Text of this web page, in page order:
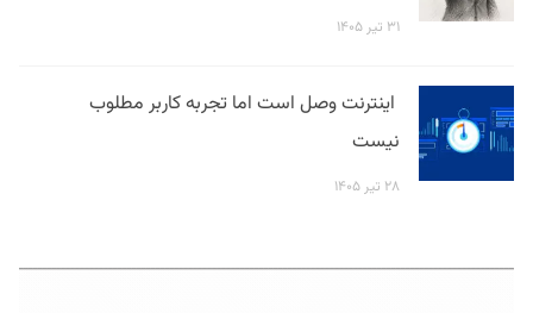
۳۱ تیر ۱۴۰۵
اینترنت وصل است اما تجربه کاربر مطلوب
نیست
۲۸ تیر ۱۴۰۵